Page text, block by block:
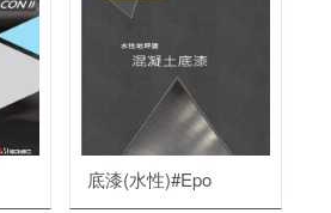
底漆(水性)#Epo